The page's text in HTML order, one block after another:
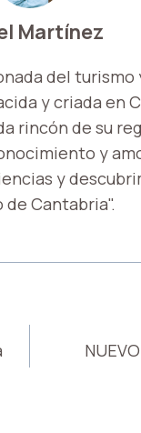
Martínez
del turismo
y criada en
rincón de su
y
y
de Cantabria".